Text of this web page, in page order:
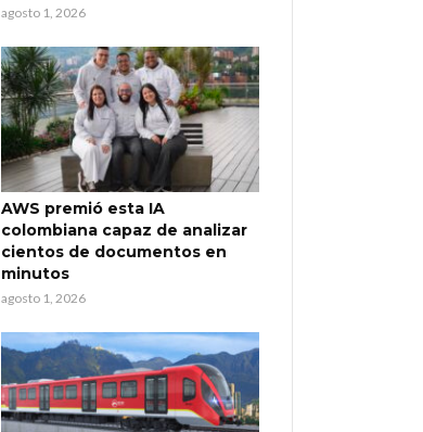
agosto 1, 2026
AWS premió esta IA
colombiana capaz de analizar
cientos de documentos en
minutos
agosto 1, 2026